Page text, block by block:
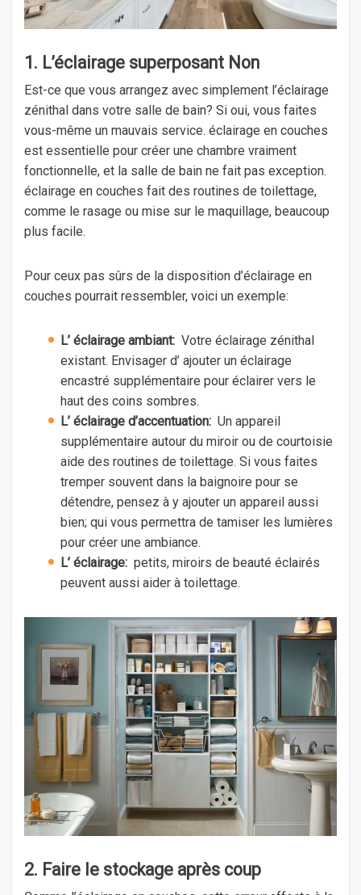
1. L’éclairage superposant Non
Est-ce que vous arrangez avec simplement l’éclairage
zénithal dans votre salle de bain? Si oui, vous faites
vous-même un mauvais service. éclairage en couches
est essentielle pour créer une chambre vraiment
fonctionnelle, et la salle de bain ne fait pas exception.
éclairage en couches fait des routines de toilettage,
comme le rasage ou mise sur le maquillage, beaucoup
plus facile.
Pour ceux pas sûrs de la disposition d’éclairage en
couches pourrait ressembler, voici un exemple:
L’ éclairage ambiant: Votre éclairage zénithal
existant. Envisager d’ ajouter un éclairage
encastré supplémentaire pour éclairer vers le
haut des coins sombres.
L’ éclairage d’accentuation: Un appareil
supplémentaire autour du miroir ou de courtoisie
aide des routines de toilettage. Si vous faites
tremper souvent dans la baignoire pour se
détendre, pensez à y ajouter un appareil aussi
bien; qui vous permettra de tamiser les lumières
pour créer une ambiance.
L’ éclairage: petits, miroirs de beauté éclairés
peuvent aussi aider à toilettage.
2. Faire le stockage après coup